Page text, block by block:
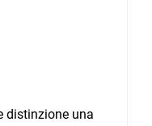
distinzione una